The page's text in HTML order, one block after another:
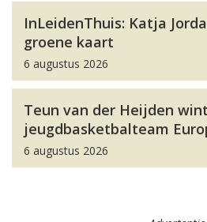
InLeidenThuis: Katja
groene kaart
6 augustus 2026
Teun van der Heijden
jeugdbasketbalteam
6 augustus 2026